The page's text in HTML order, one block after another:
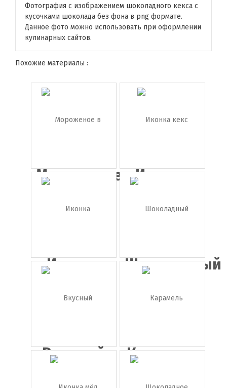
Фотография с изображением шоколадного кекса с
кусочками шоколада без фона в png формате.
Данное фото можно использовать при оформлении
кулинарных сайтов.
Похожие материалы :
Мороженое
в бокал...
Иконка
Иконка
пирожное
Шоколадный
торт
Вкусный
розовый
т...
Карамель